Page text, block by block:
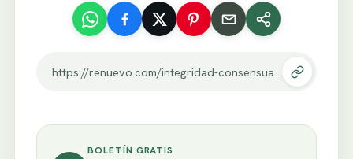
BOLETÍN GRATIS